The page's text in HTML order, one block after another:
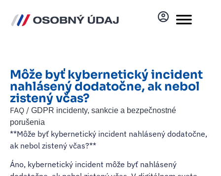
Môže byť kybernetický incident
nahlásený dodatočne, ak nebol
zistený včas?
FAQ / GDPR incidenty, sankcie a bezpečnostné
porušenia
**Môže byť kybernetický incident nahlásený dodatočne,
ak nebol zistený včas?**
Áno, kybernetický incident môže byť nahlásený